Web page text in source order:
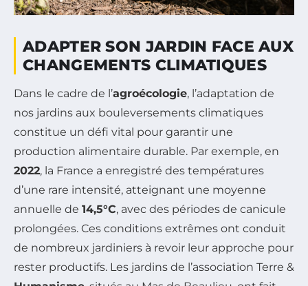
ADAPTER SON JARDIN FACE AUX
CHANGEMENTS CLIMATIQUES
Dans le cadre de l’agroécologie, l’adaptation de
nos jardins aux bouleversements climatiques
constitue un défi vital pour garantir une
production alimentaire durable. Par exemple, en
2022, la France a enregistré des températures
d’une rare intensité, atteignant une moyenne
annuelle de 14,5°C, avec des périodes de canicule
prolongées. Ces conditions extrêmes ont conduit
de nombreux jardiniers à revoir leur approche pour
rester productifs. Les jardins de l’association Terre &